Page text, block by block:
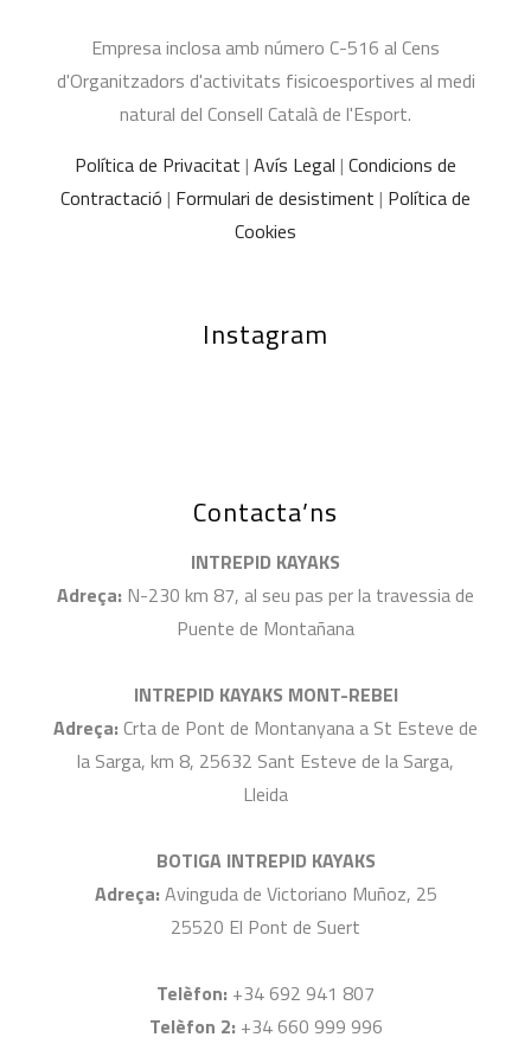
Empresa inclosa amb número C-516 al Cens
d'Organitzadors d'activitats fisicoesportives al medi
natural del Consell Català de l'Esport.
Política de Privacitat | Avís Legal | Condicions de
Contractació | Formulari de desistiment | Política de
Cookies
Instagram
Contacta’ns
INTREPID KAYAKS
Adreça: N-230 km 87, al seu pas per la travessia de
Puente de Montañana
INTREPID KAYAKS MONT-REBEI
Adreça: Crta de Pont de Montanyana a St Esteve de
la Sarga, km 8, 25632 Sant Esteve de la Sarga,
Lleida
BOTIGA INTREPID KAYAKS
Adreça: Avinguda de Victoriano Muñoz, 25
25520 El Pont de Suert
Telèfon: +34 692 941 807
Telèfon 2: +34 660 999 996